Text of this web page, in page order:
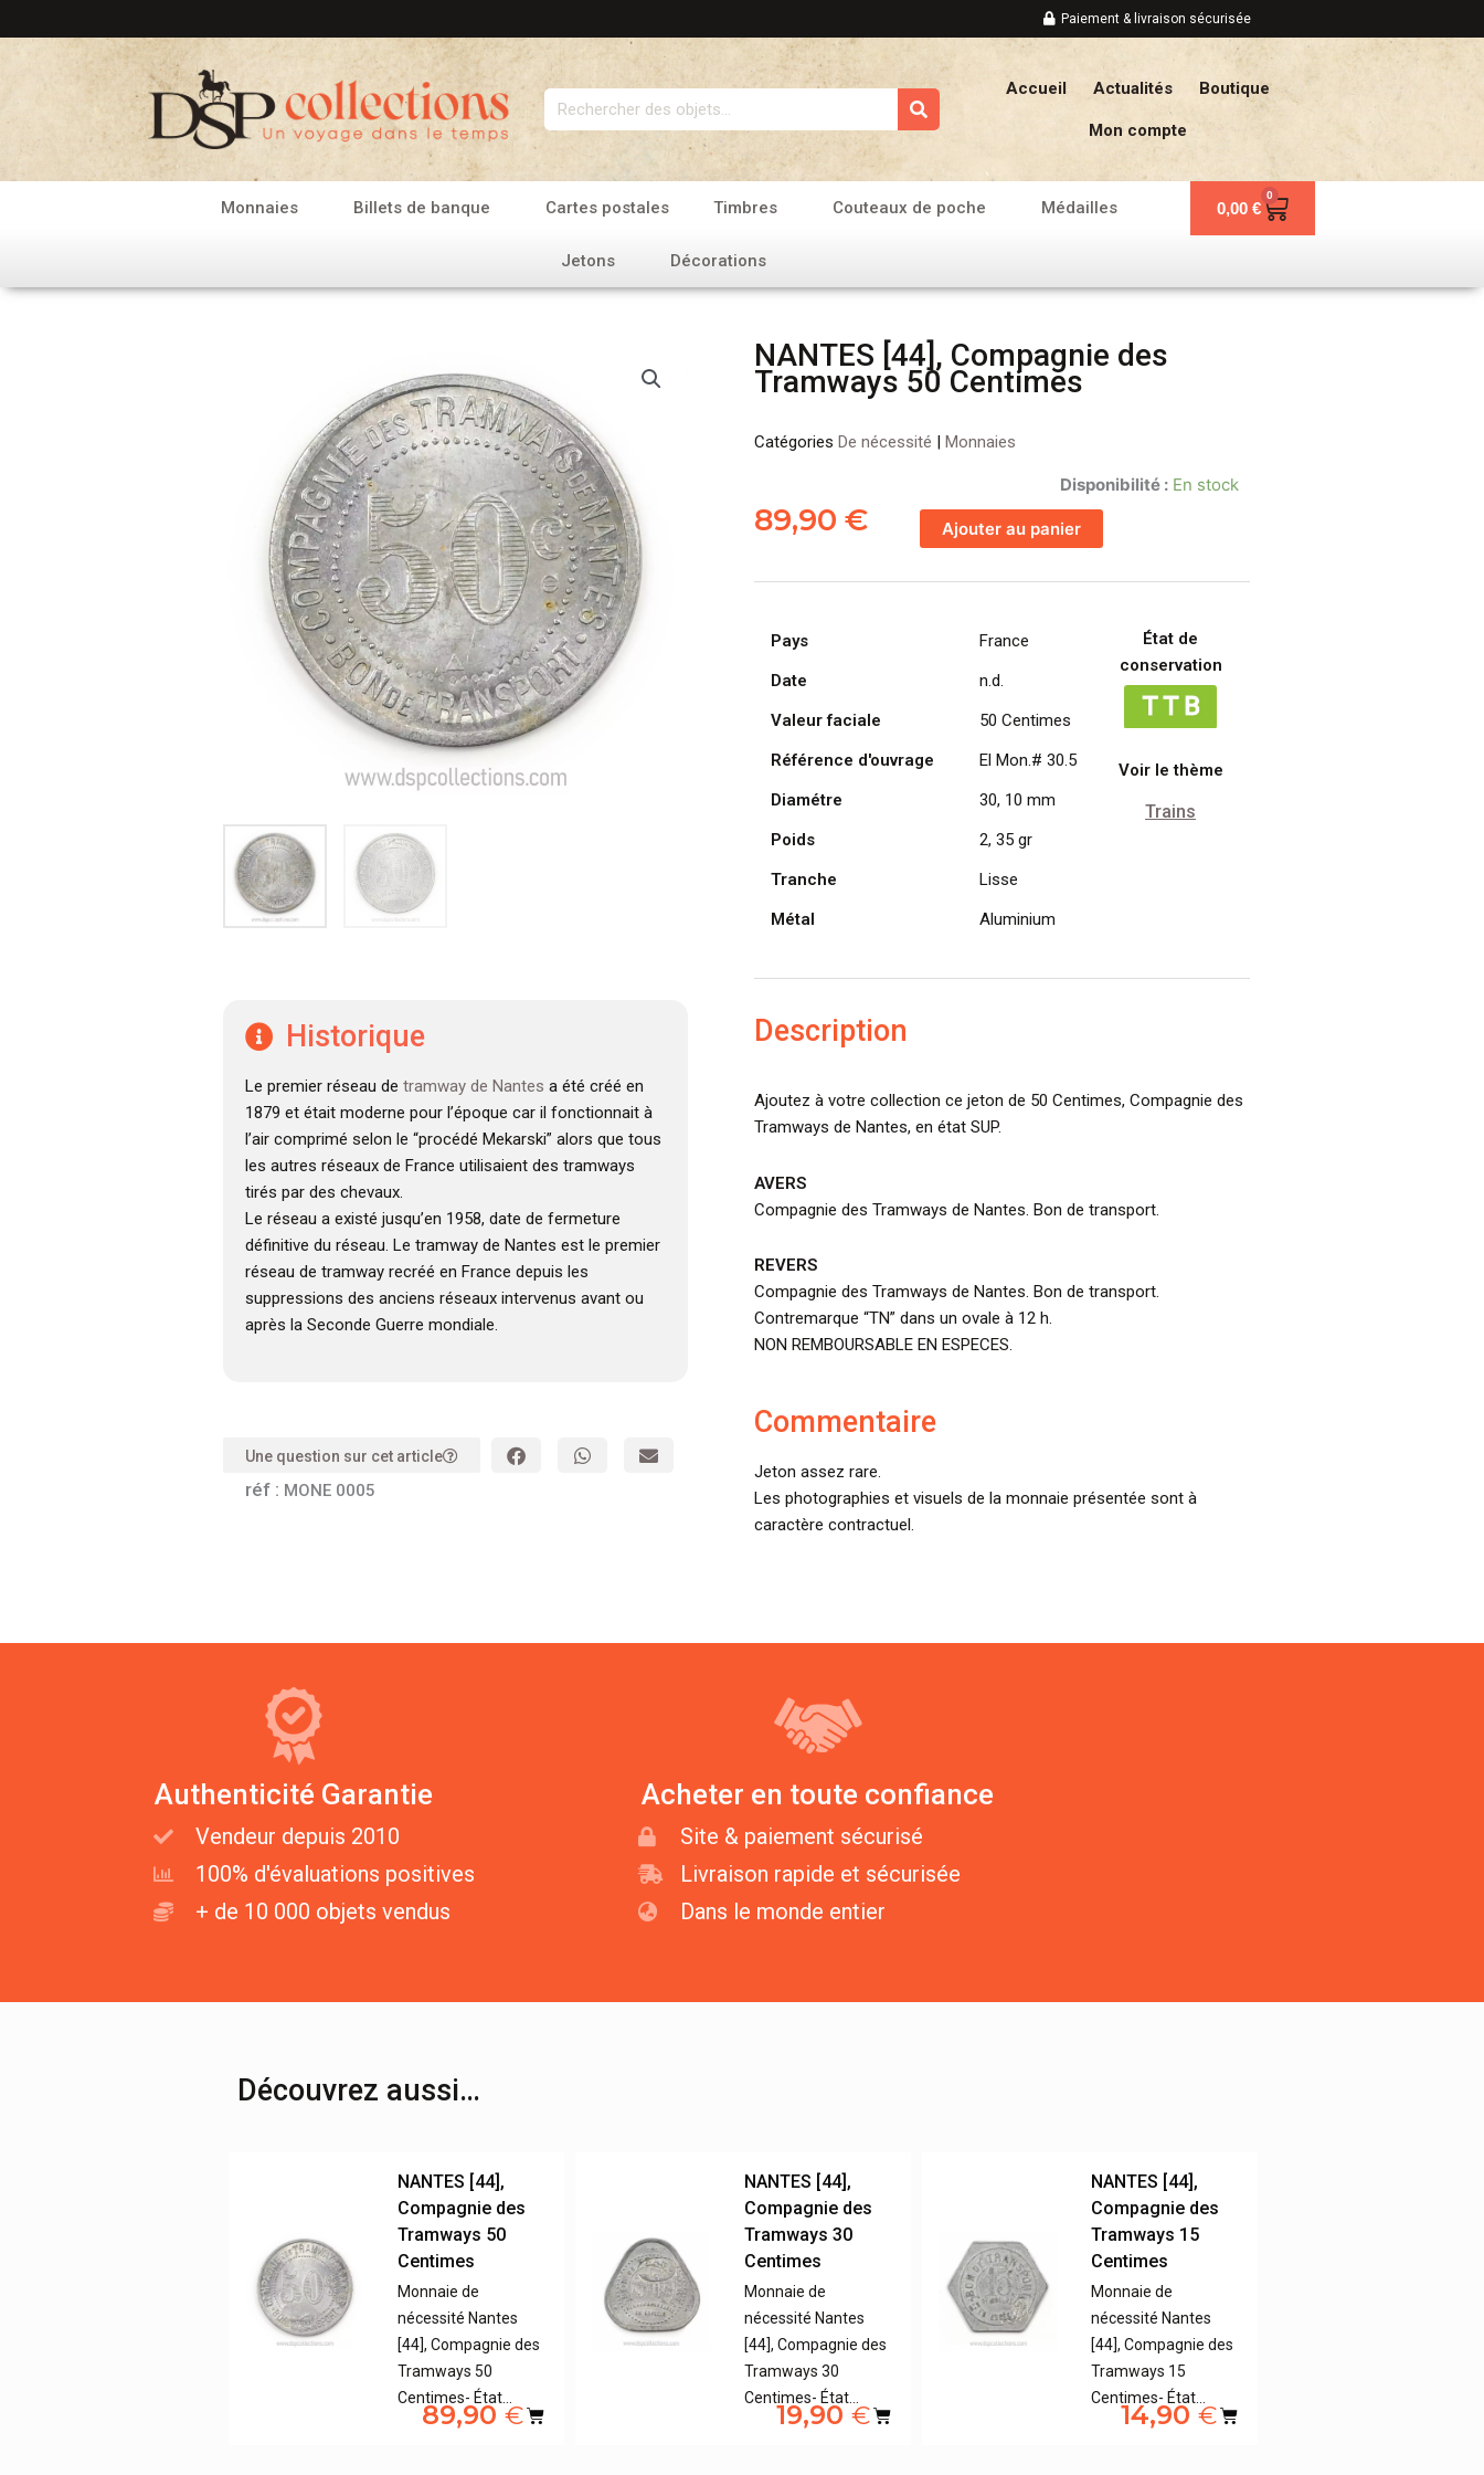
au
contenu
Paiement & livraison sécurisée
Rechercher
Accueil Actualités Boutique
Mon compte
Monnaies Billets de banque Cartes postales Timbres Couteaux de poche Médailles
Jetons Décorations
0,00 €
0
Panier
Historique
Le premier réseau de tramway de Nantes a été créé en
1879 et était moderne pour l’époque car il fonctionnait à
l’air comprimé selon le “procédé Mekarski” alors que tous
les autres réseaux de France utilisaient des tramways
tirés par des chevaux.
Le réseau a existé jusqu’en 1958, date de fermeture
définitive du réseau. Le tramway de Nantes est le premier
réseau de tramway recréé en France depuis les
suppressions des anciens réseaux intervenus avant ou
après la Seconde Guerre mondiale.
Une question sur cet article
réf : MONE 0005
NANTES [44], Compagnie des
Tramways 50 Centimes
Catégories De nécessité | Monnaies
89,90 €
Disponibilité : En stock
de
NANTES
Compagnie
Tramways
Ajouter au panier
Pays
France
Date
n.d.
Valeur faciale
50 Centimes
Référence d'ouvrage
El Mon.# 30.5
Diamétre
30, 10 mm
Poids
2, 35 gr
Tranche
Lisse
Métal
Aluminium
État de
conservation
Voir le thème
Trains
Description
Ajoutez à votre collection ce jeton de 50 Centimes, Compagnie des
Tramways de Nantes, en état SUP.
AVERS
Compagnie des Tramways de Nantes. Bon de transport.
REVERS
Compagnie des Tramways de Nantes. Bon de transport.
Contremarque “TN” dans un ovale à 12 h.
NON REMBOURSABLE EN ESPECES.
Commentaire
Jeton assez rare.
Les photographies et visuels de la monnaie présentée sont à
caractère contractuel.
Authenticité Garantie
Vendeur depuis 2010
100% d'évaluations positives
+ de 10 000 objets vendus
Acheter en toute confiance
Site & paiement sécurisé
Livraison rapide et sécurisée
Dans le monde entier
Découvrez aussi…
NANTES [44],
Compagnie des
Tramways 50
Centimes
Monnaie de
nécessité Nantes
[44], Compagnie des
Tramways 50
Centimes- État…
89,90 €
NANTES [44],
Compagnie des
Tramways 30
Centimes
Monnaie de
nécessité Nantes
[44], Compagnie des
Tramways 30
Centimes- État…
19,90 €
NANTES [44],
Compagnie des
Tramways 15
Centimes
Monnaie de
nécessité Nantes
[44], Compagnie des
Tramways 15
Centimes- État…
14,90 €